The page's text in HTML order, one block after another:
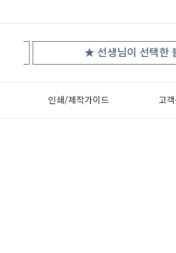
★ 선생님이 선택한
인쇄/제작가이드 고